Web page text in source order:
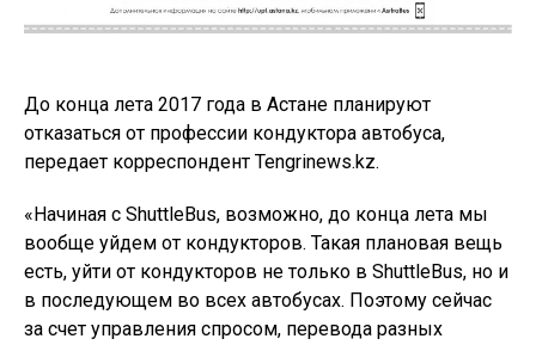
До конца лета 2017 года в Астане планируют
отказаться от профессии кондуктора автобуса,
передает корреспондент Tengrinews.kz.
«Начиная с ShuttleBus, возможно, до конца лета мы
вообще уйдем от кондукторов. Такая плановая вещь
есть, уйти от кондукторов не только в ShuttleBus, но и
в последующем во всех автобусах. Поэтому сейчас
за счет управления спросом, перевода разных